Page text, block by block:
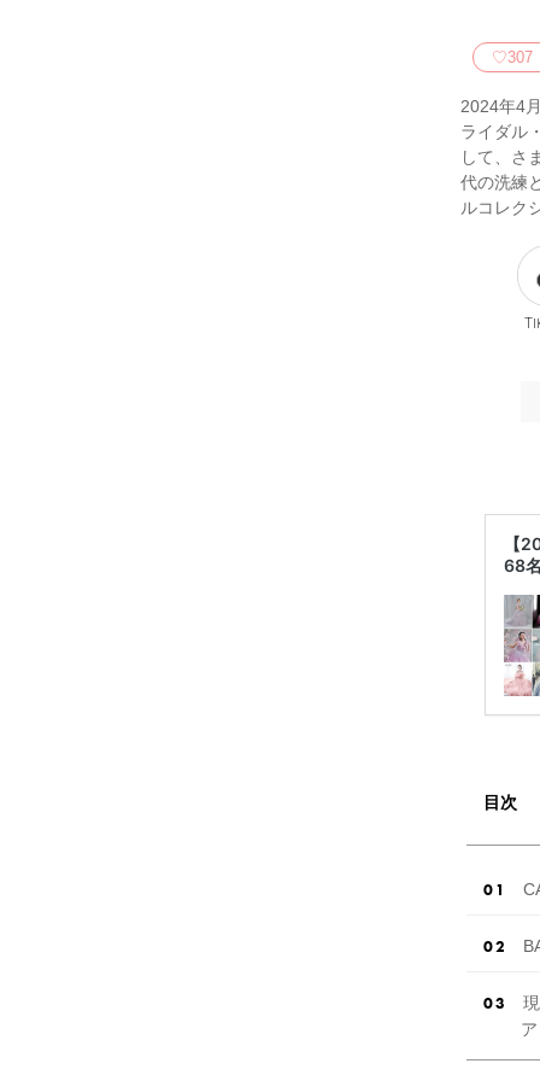
♡307
2024年4
ライダル
して、さ
代の洗練
ルコレク
【
68
目次